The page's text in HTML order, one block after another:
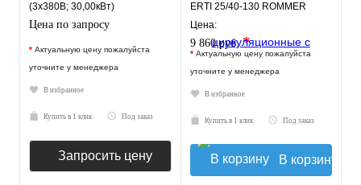
(3х380В; 30,00кВт)
Цена по запросу
* Актуальную цену пожалуйста
уточните у менеджера
В избранное
Купить в 1 клик Под заказ
Запросить цену
ERTI 25/40-130 ROMMER
Цена:
9 860 руб.*
* Актуальную цену пожалуйста
уточните у менеджера
В избранное
Купить в 1 клик Под заказ
В корзину